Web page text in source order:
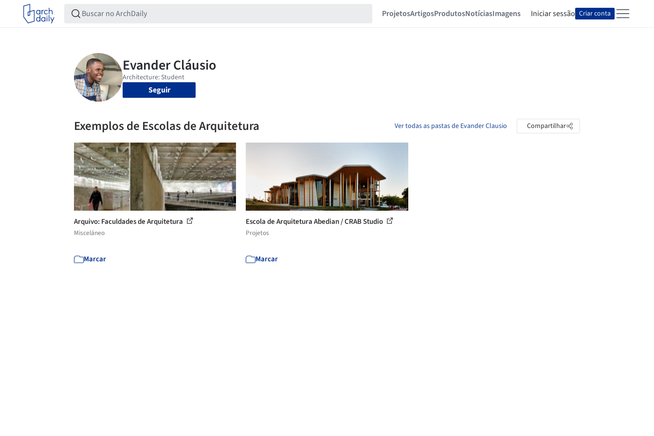
ProjetosArtigosProdutosNotíciasImagens Iniciar sessão Criar conta
Seguir
Exemplos de Escolas de Arquitetura Ver todas as pastas de Evander Clausio Compartilhar
Arquivo: Faculdades de Arquitetura
Misceláneo
Marcar
Escola de Arquitetura Abedian / CRAB Studio
Projetos
Marcar